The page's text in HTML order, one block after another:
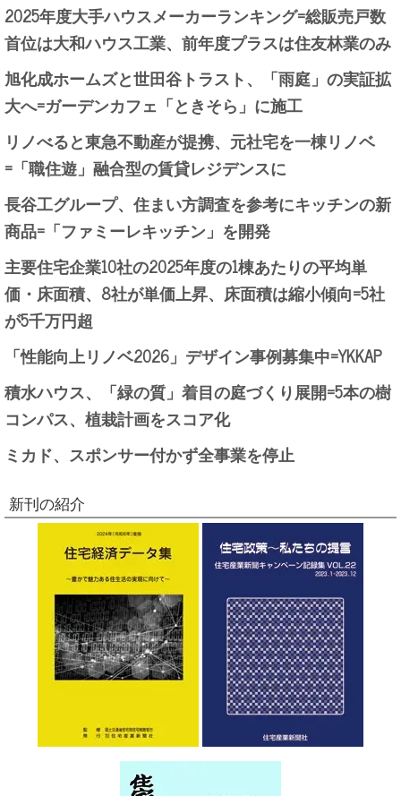
2025年度大手ハウスメーカーランキング=総販売戸数
首位は大和ハウス工業、前年度プラスは住友林業のみ
旭化成ホームズと世田谷トラスト、「雨庭」の実証拡
大へ=ガーデンカフェ「ときそら」に施工
リノべると東急不動産が提携、元社宅を一棟リノベ
=「職住遊」融合型の賃貸レジデンスに
長谷工グループ、住まい方調査を参考にキッチンの新
商品=「ファミーレキッチン」を開発
主要住宅企業10社の2025年度の1棟あたりの平均単
価・床面積、8社が単価上昇、床面積は縮小傾向=5社
が5千万円超
「性能向上リノベ2026」デザイン事例募集中=YKKAP
積水ハウス、「緑の質」着目の庭づくり展開=5本の樹
コンパス、植栽計画をスコア化
ミカド、スポンサー付かず全事業を停止
新刊の紹介